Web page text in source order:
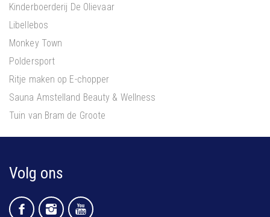
Kinderboerderij De Olievaar
Libellebos
Monkey Town
Poldersport
Ritje maken op E-chopper
Sauna Amstelland Beauty & Wellness
Tuin van Bram de Groote
Volg ons